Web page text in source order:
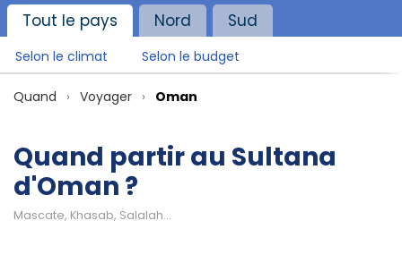
Tout le pays
Nord Sud
Selon le climat Selon le budget
Quand Voyager Oman
Quand partir au Sultana
d'Oman ?
Mascate, Khasab, Salalah...